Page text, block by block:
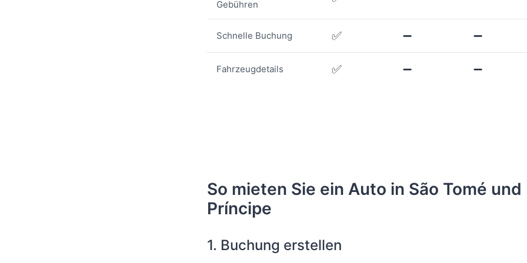
Gebühren
Schnelle Buchung ✅ ➖ ➖
Fahrzeugdetails ✅ ➖ ➖
So mieten Sie ein Auto in São Tomé und
Príncipe
1. Buchung erstellen